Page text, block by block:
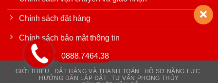
Chính sách đặt hàng
Chính sách bảo mật thông tin
GIỚI THIỆU ĐẶT HÀNG VÀ THANH TOÁN
HỒ SƠ NĂNG LỰC
HƯỚNG DẪN LẮP ĐẶT
TƯ VẤN PHONG THỦY
0888.7464.38